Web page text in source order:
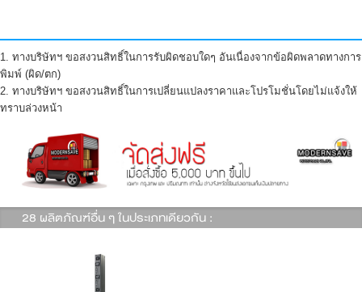
1. ทางบริษัทฯ ขอสงวนสิทธิ์ในการรับผิดชอบใดๆ อันเนื่องจากข้อผิดพลาดทางการ
พิมพ์ (ผิด/ตก)
2. ทางบริษัทฯ ขอสงวนสิทธิ์ในการเปลี่ยนแปลงราคาและโปรโมชั่นโดยไม่แจ้งให้
ทราบล่วงหน้า
28 ผลิตภัณฑ์อื่น ๆ ในประเภทเดียวกัน :